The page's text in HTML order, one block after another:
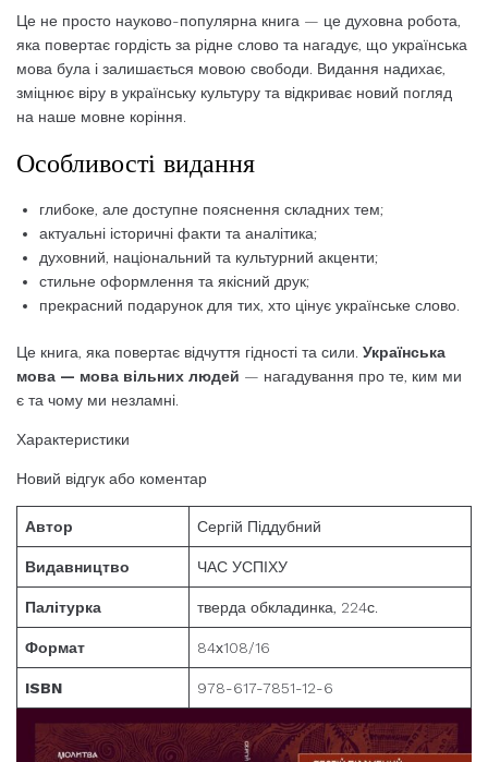
Це не просто науково-популярна книга — це духовна робота,
яка повертає гордість за рідне слово та нагадує, що українська
мова була і залишається мовою свободи. Видання надихає,
зміцнює віру в українську культуру та відкриває новий погляд
на наше мовне коріння.
Особливості видання
глибоке, але доступне пояснення складних тем;
актуальні історичні факти та аналітика;
духовний, національний та культурний акценти;
стильне оформлення та якісний друк;
прекрасний подарунок для тих, хто цінує українське слово.
Це книга, яка повертає відчуття гідності та сили. Українська
мова — мова вільних людей — нагадування про те, ким ми
є та чому ми незламні.
Характеристики
Новий відгук або коментар
Автор Сергій Піддубний
Видавництво ЧАС УСПІХУ
Палітурка тверда обкладинка, 224с.
Формат 84х108/16
ISBN 978-617-7851-12-6